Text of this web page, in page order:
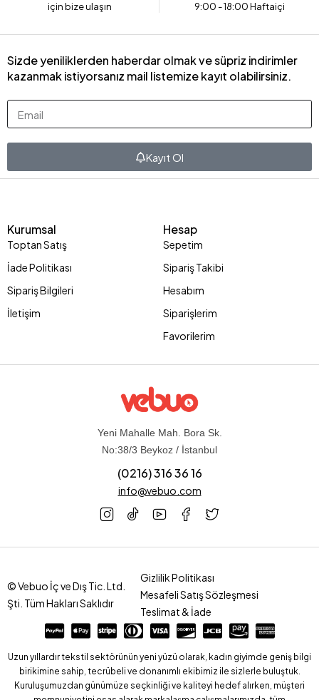
için bize ulaşın
9:00 - 18:00 Haftaiçi
Yeni Mahalle Mah. Bora Sk.
No:38/3 Beykoz / İstanbul
(0216) 316 36 16
info@vebuo.com
Kurumsal
Toptan Satış
İade Politikası
Sipariş Bilgileri
İletişim
Hesap
Sepetim
Sipariş Takibi
Hesabım
Siparişlerim
Favorilerim
Sizde yeniliklerden haberdar olmak ve süpriz indirimler
kazanmak istiyorsanız mail listemize kayıt olabilirsiniz.
Kayıt Ol
© Vebuo İç ve Dış Tic. Ltd.
Şti. Tüm Hakları Saklıdır
Gizlilik Politikası
Mesafeli Satış Sözleşmesi
Teslimat & İade
Uzun yıllardır tekstil sektörünün yeni yüzü olarak, kadın giyimde geniş bilgi
birikimine sahip, tecrübeli ve donanımlı ekibimiz ile sizlerle buluştuk.
Kuruluşumuzdan günümüze seçkinliği ve kaliteyi hedef alırken, müşteri